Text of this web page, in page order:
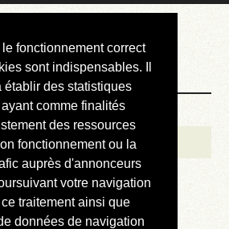
fonctionnement correct
sont indispensables. Il
établir des statistiques
comme finalités
des ressources
fonctionnement ou la
auprès d'annonceurs
votre navigation
traitement ainsi que
données de navigation
»